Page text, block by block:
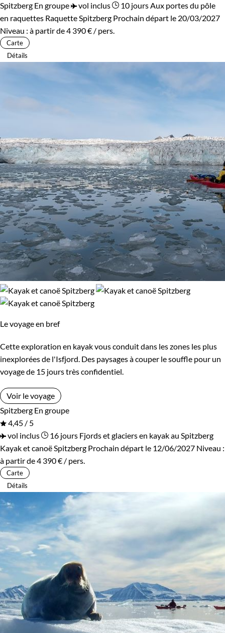
Spitzberg En groupe vol inclus 10 jours Aux portes du pôle
en raquettes Raquette Spitzberg Prochain départ le 20/03/2027
Niveau : à partir de4 390 € / pers.
Carte
Détails
Le voyage en bref
Cette exploration en kayak vous conduit dans les zones les plus
inexplorées de l'Isfjord. Des paysages à couper le souffle pour un
voyage de 15 jours très confidentiel.
Voir le voyage
Spitzberg En groupe
4,45 / 5
vol inclus
16 jours Fjords et glaciers en kayak au Spitzberg
Kayak et canoë Spitzberg Prochain départ le 12/06/2027 Niveau :
à partir de4 390 € / pers.
Carte
Détails